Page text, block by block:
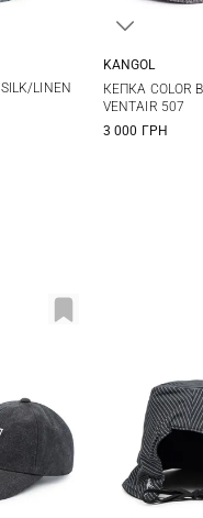
LINEN
KANGOL
КЕПКА COLOR
VENTAIR 507
3 000 ГРН